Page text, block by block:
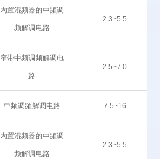
内置混频器的中频调
频解调电路
2.3~5.5
窄带中频调频解调电
路
2.5~7.0
中频调频解调电路 7.5~16
内置混频器的中频调
频解调电路
2.3~5.5